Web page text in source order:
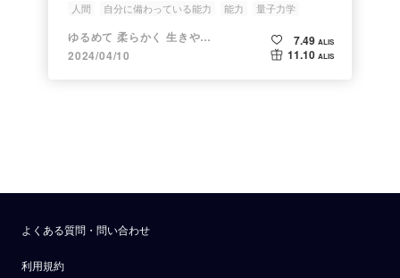
人間 自分に備わっている能力 能力 量子力学
ゆるめて 柔らかく 生きやすく
2024/04/10
7.49 ALIS
11.10 ALIS
よくある質問・問い合わせ
利用規約